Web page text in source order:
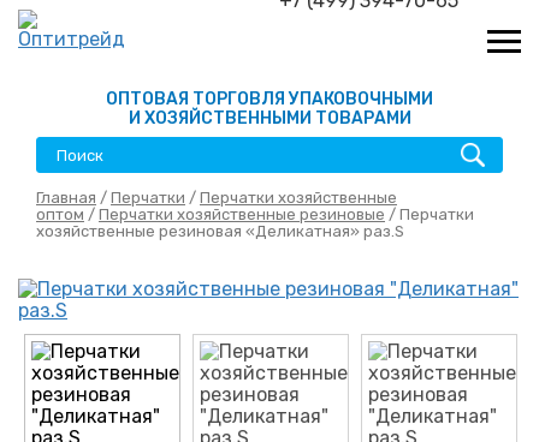
ОПТОВАЯ ТОРГОВЛЯ УПАКОВОЧНЫМИ
И ХОЗЯЙСТВЕННЫМИ ТОВАРАМИ
Главная / Перчатки / Перчатки хозяйственные
оптом / Перчатки хозяйственные резиновые / Перчатки
хозяйственные резиновая «Деликатная» раз.S